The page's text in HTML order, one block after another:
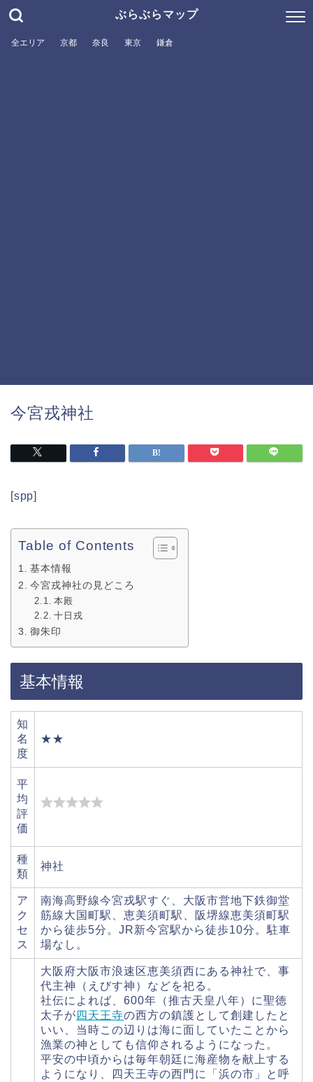
ぶらぶらマップ
全エリア 京都 奈良 東京 鎌倉
今宮戎神社
[spp]
Table of Contents
基本情報
今宮戎神社の見どころ
本殿
十日戎
御朱印
基本情報
知
名
度
★★
平
均
評
価
種
類
神社
ア
ク
セ
ス
南海高野線今宮戎駅すぐ、大阪市営地下鉄御堂
筋線大国町駅、恵美須町駅、阪堺線恵美須町駅
から徒歩5分。JR新今宮駅から徒歩10分。駐車
場なし。
大阪府大阪市浪速区恵美須西にある神社で、事
代主神（えびす神）などを祀る。
社伝によれば、600年（推古天皇八年）に聖徳
太子が 四天王寺の西方の鎮護として創建したと
いい、当時この辺りは海に面していたことから
漁業の神としても信仰されるようになった。
平安の中頃からは毎年朝廷に海産物を献上する
ようになり、四天王寺の西門に「浜の市」と呼